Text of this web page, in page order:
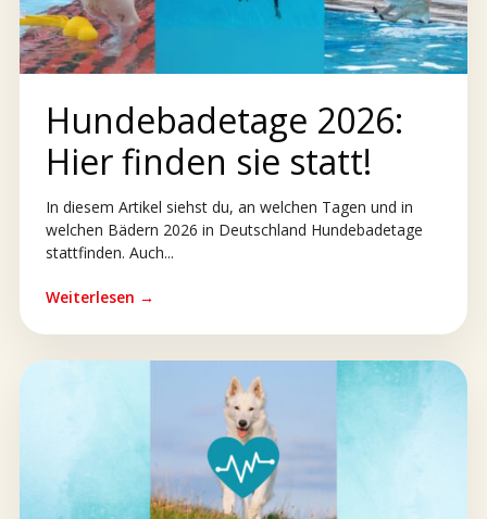
Hundebadetage 2026:
Hier finden sie statt!
In diesem Artikel siehst du, an welchen Tagen und in
welchen Bädern 2026 in Deutschland Hundebadetage
stattfinden. Auch...
Weiterlesen →